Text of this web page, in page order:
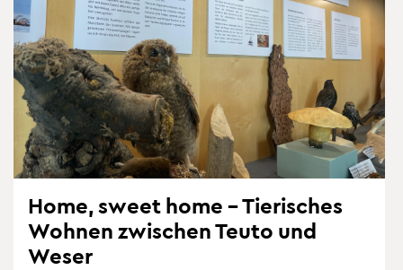
Home, sweet home – Tie­ri­sches
Woh­nen zwi­schen Teuto und
Weser